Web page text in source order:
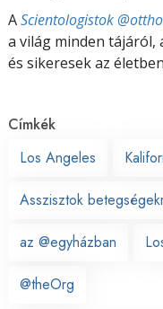
AScientologistok
a világ minden tájáról,
és sikeresek az
Címkék
Los Angeles
Asszisztok
az @egyházban
@theOrg